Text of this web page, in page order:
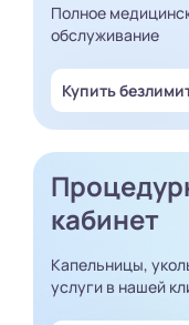
Полное
обслуживание
Купить
кабинет
Капельницы,
услуги в нашей